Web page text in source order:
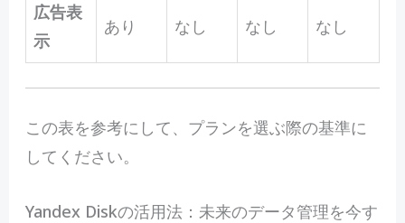
広告表
示
あり なし なし なし
この表を参考にして、プランを選ぶ際の基準に
してください。
Yandex Diskの活用法：未来のデータ管理を今す